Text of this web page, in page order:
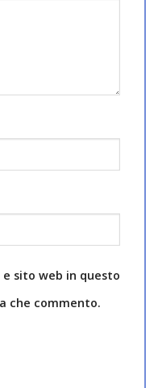
sito web in questo
che commento.